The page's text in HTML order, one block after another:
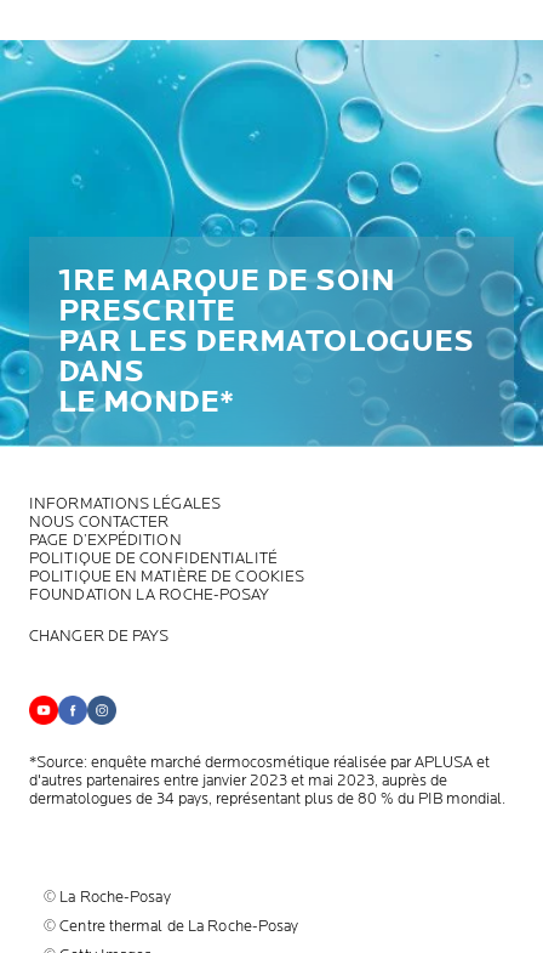
1RE MARQUE DE SOIN
PRESCRITE
PAR LES DERMATOLOGUES
DANS
LE MONDE*
INFORMATIONS LÉGALES
NOUS CONTACTER
PAGE D’EXPÉDITION
POLITIQUE DE CONFIDENTIALITÉ
POLITIQUE EN MATIÈRE DE COOKIES
FOUNDATION LA ROCHE-POSAY
CHANGER DE PAYS
*Source: enquête marché dermocosmétique réalisée par APLUSA et
d'autres partenaires entre janvier 2023 et mai 2023, auprès de
dermatologues de 34 pays, représentant plus de 80 % du PIB mondial.
© La Roche-Posay
© Centre thermal de La Roche-Posay